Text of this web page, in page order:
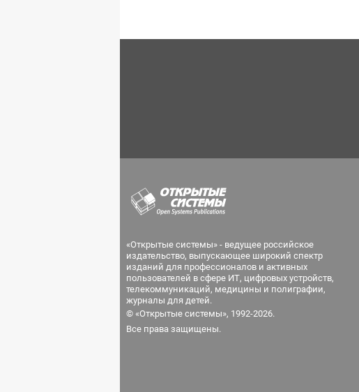
«Открытые системы» - ведущее российское
издательство, выпускающее широкий спектр
изданий для профессионалов и активных
пользователей в сфере ИТ, цифровых устройств,
телекоммуникаций, медицины и полиграфии,
журналы для детей.
© «Открытые системы», 1992-2026.
Все права защищены.